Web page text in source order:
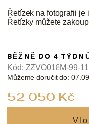
Řetízek na fotografii je
Řetízky můžete
52 050 Kč
BĚŽNĚ DO 4
Můžeme doručit do:
Kód: ZZVO018M-99-